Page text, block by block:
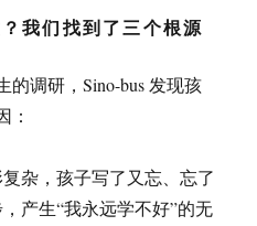
我们找到了三个根源
调研，Sino-bus 发现孩
：
复杂，孩子写了又忘、忘了
产生“我永远学不好”的无